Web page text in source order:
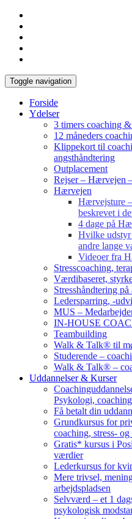
Toggle navigation
Forside
Ydelser
3 timers coaching
12 måneders
Klippekort til
angsthåndtering
Outplacement
Rejser – Hærvejen
Hærvejen
Hærvejsture
beskrevet i
4 dage på
Hvilke
andre lange
Videoer fra
Stresscoaching,
Værdibaseret,
Stresshåndtering på
Ledersparring, -
MUS –
IN-HOUSE
Teambuilding
Walk & Talk® til
Studerende –
Walk & Talk® –
Uddannelser & Kurser
Psykologi,
Få betalt din
Grundkursus for
coaching, stress-
Gratis* kursus i
værdier
Lederkursus for
Mere trivsel,
arbejdspladsen
Selvværd – et 1
psykologisk